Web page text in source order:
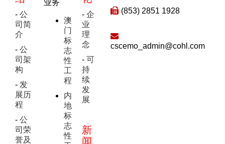
- 公
司简
介
- 公
司架
构
- 发
展历
程
- 公
司荣
誉及
业务
澳
门
标
志
性
工
程
内
地
标
志
性
- 企
业
理
念
- 可
持
续
发
展
新
闻
(853) 2851 1928
cscemo_admin@cohl.com